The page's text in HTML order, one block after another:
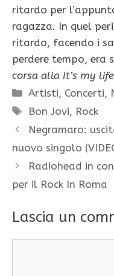
ritardo per
ragazza. In quel
ritardo, facendo i
perdere tempo, era
corsa alla It’s my life
Categorie
Artisti, Concerti,
Tag
Bon Jovi, Rock
Negramaro:
nuovo singolo
Radiohead in
per il Rock In Roma
Lascia un